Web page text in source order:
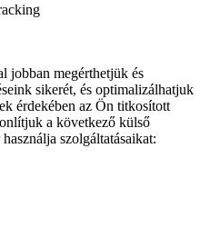
jobban megérthetjük és
sikerét, és optimalizálhatjuk
érdekében az Ön titkosított
a következő külső
szolgáltatásaikat: